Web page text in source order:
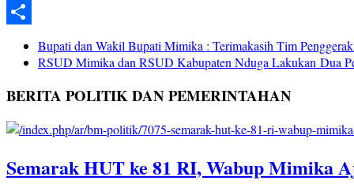
Twitter
Bupati dan Wakil Bupati Mimika : Terimakasih Tim
RSUD Mimika dan RSUD Kabupaten Nduga Lakukan Dua
BERITA POLITIK DAN PEMERINTAHAN
Semarak HUT ke 81 RI, Wabup Mimika